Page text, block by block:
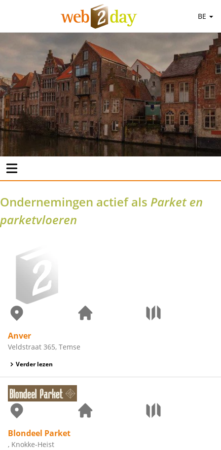
BE
Ondernemingen actief als Parket en
parketvloeren
Anver
Veldstraat 365, Temse
Verder lezen
Blondeel Parket
, Knokke-Heist